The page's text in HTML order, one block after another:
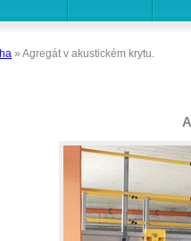
» Agregát v akustickém krytu.